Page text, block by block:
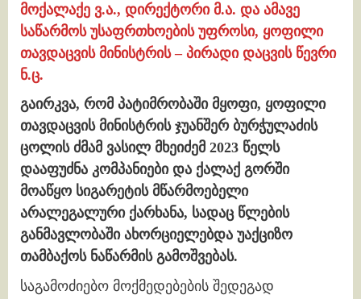
მოქალაქე ვ.ა., დირექტორი მ.ა. და ამავე
საწარმოს უსაფრთხოების უფროსი, ყოფილი
თავდაცვის მინისტრის – პირადი დაცვის წევრი
ნ.ც.
გაირკვა, რომ პატიმრობაში მყოფი, ყოფილი
თავდაცვის მინისტრის ჯუანშერ ბურჭულაძის
ცოლის ძმამ ვასილ მხეიძემ 2023 წელს
დააფუძნა კომპანიები და ქალაქ გორში
მოაწყო სიგარეტის მწარმოებელი
არალეგალური ქარხანა, სადაც წლების
განმავლობაში ახორციელებდა უაქციზო
თამბაქოს ნაწარმის გამოშვებას.
საგამოძიებო მოქმედებების შედეგად